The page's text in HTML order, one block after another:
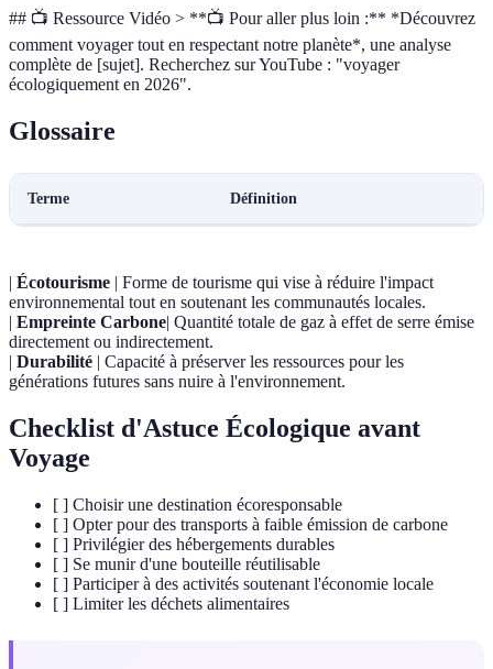
## 📺 Ressource Vidéo > **📺 Pour aller plus loin :** *Découvrez
comment voyager tout en respectant notre planète*, une analyse
complète de [sujet]. Recherchez sur YouTube : "voyager
écologiquement en 2026".
Glossaire
Terme Définition
| Écotourisme | Forme de tourisme qui vise à réduire l'impact
environnemental tout en soutenant les communautés locales.
| Empreinte Carbone| Quantité totale de gaz à effet de serre émise
directement ou indirectement.
| Durabilité | Capacité à préserver les ressources pour les
générations futures sans nuire à l'environnement.
Checklist d'Astuce Écologique avant
Voyage
[ ] Choisir une destination écoresponsable
[ ] Opter pour des transports à faible émission de carbone
[ ] Privilégier des hébergements durables
[ ] Se munir d'une bouteille réutilisable
[ ] Participer à des activités soutenant l'économie locale
[ ] Limiter les déchets alimentaires